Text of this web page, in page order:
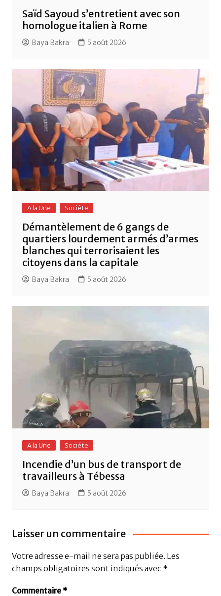
Saïd Sayoud s’entretient avec son
homologue italien à Rome
Baya Bakra 5 août 2026
A la Une Sociéte
Démantèlement de 6 gangs de
quartiers lourdement armés d’armes
blanches qui terrorisaient les
citoyens dans la capitale
Baya Bakra 5 août 2026
A la Une Sociéte
Incendie d’un bus de transport de
travailleurs à Tébessa
Baya Bakra 5 août 2026
Laisser un commentaire
Votre adresse e-mail ne sera pas publiée. Les
champs obligatoires sont indiqués avec *
Commentaire *